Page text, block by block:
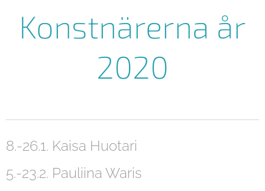
Konstnärerna år
2020
8.-26.1. Kaisa Huotari
5.-23.2. Pauliina Waris